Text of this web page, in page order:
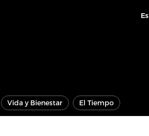
Es
Vida y Bienestar El Tiempo